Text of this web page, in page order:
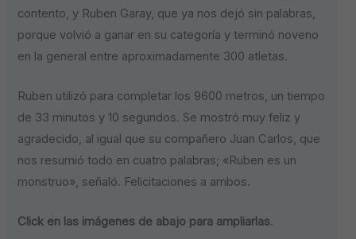
contento, y Ruben Garay, que ya nos dejó sin palabras,
porque volvió a ganar en su categoría y terminó noveno
en la general entre aproximadamente 300 atletas.
Ruben utilizó para completar los 9600 metros, un tiempo
de 33 minutos y 10 segundos. Se mostró muy feliz y
agradecido, al igual que su compañero Juan Carlos, que
nos resumió todo en cuatro palabras; «Ruben es un
monstruo», señaló. Felicitaciones a ambos.
Click en las imágenes de abajo para ampliarlas.